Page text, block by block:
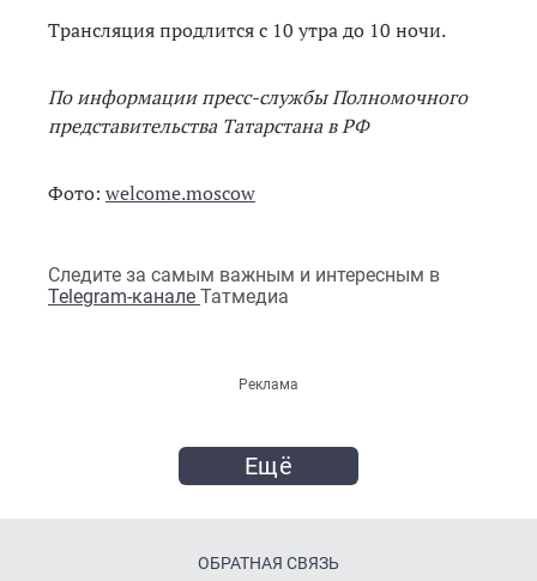
Трансляция продлится с 10 утра до 10 ночи.
По информации пресс-службы Полномочного
представительства Татарстана в РФ
Фото: welcome.moscow
Следите за самым важным и интересным в
Telegram-канале Татмедиа
Реклама
Ещё
ОБРАТНАЯ СВЯЗЬ